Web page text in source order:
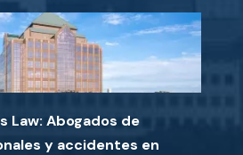
Law: Abogados de
y accidentes en